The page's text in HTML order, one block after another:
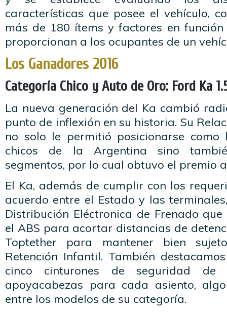
características que posee el vehículo,
más de 180 ítems y factores en
proporcionan a los ocupantes de un
Los Ganadores 2016
Categoría Chico y Auto de Oro: Ford Ka
La nueva generación del Ka cambió
punto de inflexión en su historia. Su
no solo le permitió posicionarse
chicos de la Argentina sino
segmentos, por lo cual obtuvo el premio
El Ka, además de cumplir con los
acuerdo entre el Estado y las
Distribución Eléctronica de Frenado
el ABS para acortar distancias de
Toptether para mantener bien
Retención Infantil. También
cinco cinturones de seguridad
apoyacabezas para cada asiento,
entre los modelos de su categoría.